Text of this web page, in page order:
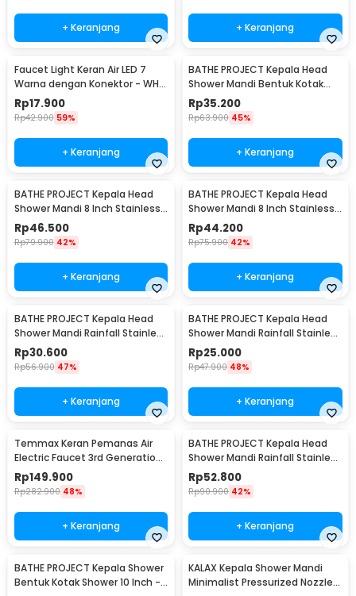
+ Keranjang + Keranjang
Faucet Light Keran Air LED 7
Warna dengan Konektor - WH-
F03
Rp17.900
Rp42.900 59%
+ Keranjang
BATHE PROJECT Kepala Head
Shower Mandi Bentuk Kotak
8Inch 305gr - MK-701
Rp35.200
Rp63.900 45%
+ Keranjang
BATHE PROJECT Kepala Head
Shower Mandi 8 Inch Stainless
Steel Kotak - ADQ0098
Rp46.500
Rp79.900 42%
+ Keranjang
BATHE PROJECT Kepala Head
Shower Mandi 8 Inch Stainless
Steel Bulat - ADQ0098
Rp44.200
Rp75.900 42%
+ Keranjang
BATHE PROJECT Kepala Head
Shower Mandi Rainfall Stainless
Steel Round 8 Inch - Cosmo
200
Rp30.600
Rp56.900 47%
+ Keranjang
BATHE PROJECT Kepala Head
Shower Mandi Rainfall Stainless
Steel Round 6 Inch - Cosmo
200
Rp25.000
Rp47.900 48%
+ Keranjang
Temmax Keran Pemanas Air
Electric Faucet 3rd Generation
3000W - RX-008
Rp149.900
Rp282.900 48%
+ Keranjang
BATHE PROJECT Kepala Head
Shower Mandi Rainfall Stainless
Steel Round 9.5 Inch - Cosmo
200
Rp52.800
Rp90.900 42%
+ Keranjang
BATHE PROJECT Kepala Shower
Bentuk Kotak Shower 10 Inch -
KALAX Kepala Shower Mandi
Minimalist Pressurized Nozzle -